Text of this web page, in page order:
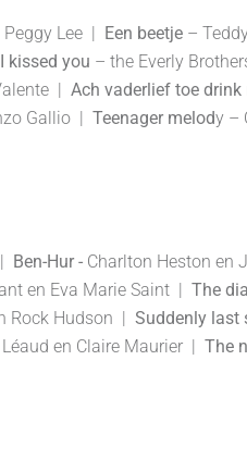
Peggy Lee | Een beetje –
kissed you – the Everly
| Ach vaderlief toe drink
Gallio | Teenager melody –
Ben-Hur - Charlton Heston en
en Eva Marie Saint | The
Rock Hudson | Suddenly last
en Claire Maurier | The